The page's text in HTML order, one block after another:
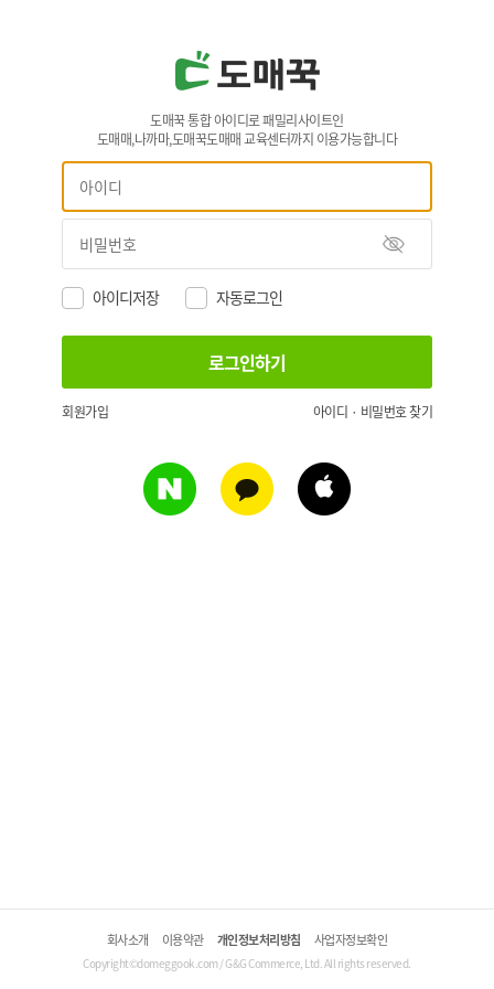
도매꾹 통합 아이디로 패밀리사이트인
도매매,나까마,도매꾹도매매 교육센터까지 이용가능합니다
아이디저장 자동로그인
회원가입 아이디 · 비밀번호 찾기
회사소개 이용약관 개인정보처리방침 사업자정보확인
Copyright©domeggook.com / G&G Commerce, Ltd. All rights reserved.